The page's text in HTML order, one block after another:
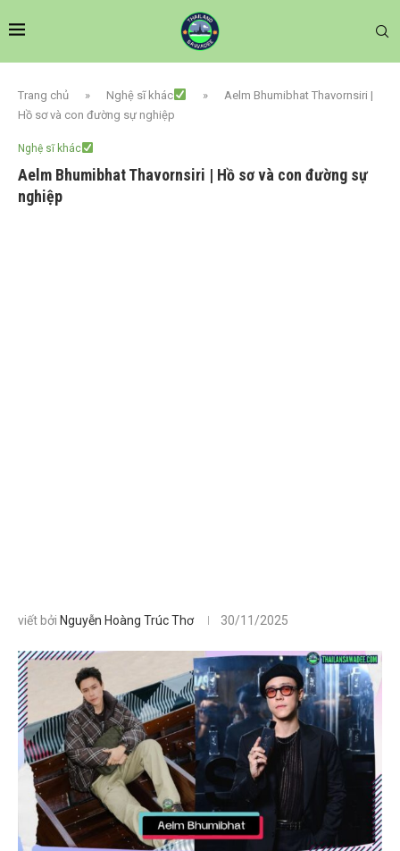
Trang chủ » Nghệ sĩ khác »
Aelm Bhumibhat Thavornsiri |
Hồ sơ và con đường sự nghiệp
Nghệ sĩ khác
Aelm Bhumibhat Thavornsiri | Hồ sơ và con đường sự
nghiệp
viết bởi Nguyễn Hoàng Trúc Thơ 30/11/2025